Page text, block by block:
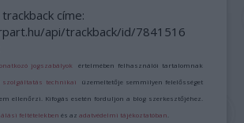
címe:
api/trackback/id/7841516
jogszabályok értelmében felhasználói tartalomnak
szolgáltatás technikai üzemeltetője semmilyen felelősséget
ellenőrzi. Kifogás esetén forduljon a blog szerkesztőjéhez.
feltételekben és azadatvédelmi tájékoztatóban